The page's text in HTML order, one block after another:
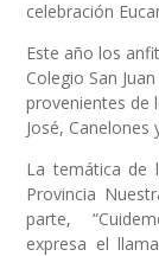
celebración
Este año los
Colegio San
provenientes de
José, Canelones
La temática de
Provincia
parte,
expresa el